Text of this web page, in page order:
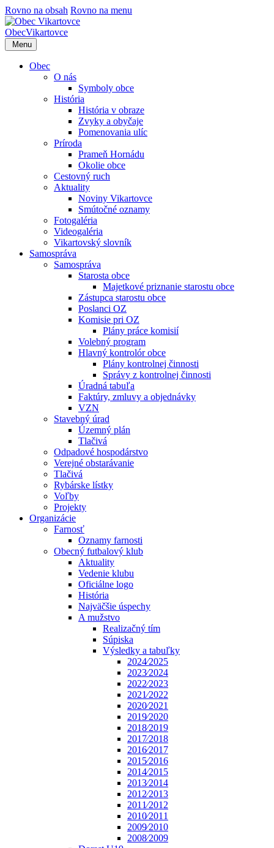
Rovno na obsah Rovno na menu
ObecVikartovce
Menu
Obec
O nás
Symboly obce
História
História v obraze
Zvyky a obyčaje
Pomenovania ulíc
Príroda
Prameň Hornádu
Okolie obce
Cestovný ruch
Aktuality
Noviny Vikartovce
Smútočné oznamy
Fotogaléria
Videogaléria
Vikartovský slovník
Samospráva
Samospráva
Starosta obce
Majetkové priznanie starostu obce
Zástupca starostu obce
Poslanci OZ
Komisie pri OZ
Plány práce komisií
Volebný program
Hlavný kontrolór obce
Plány kontrolnej činnosti
Správy z kontrolnej činnosti
Úradná tabuľa
Faktúry, zmluvy a objednávky
VZN
Stavebný úrad
Územný plán
Tlačivá
Odpadové hospodárstvo
Verejné obstarávanie
Tlačivá
Rybárske lístky
Voľby
Projekty
Organizácie
Farnosť
Oznamy farnosti
Obecný futbalový klub
Aktuality
Vedenie klubu
Oficiálne logo
História
Najväčšie úspechy
A mužstvo
Realizačný tím
Súpiska
Výsledky a tabuľky
2024⁄2025
2023⁄2024
2022⁄2023
2021⁄2022
2020⁄2021
2019⁄2020
2018⁄2019
2017⁄2018
2016⁄2017
2015⁄2016
2014⁄2015
2013⁄2014
2012⁄2013
2011⁄2012
2010⁄2011
2009⁄2010
2008⁄2009